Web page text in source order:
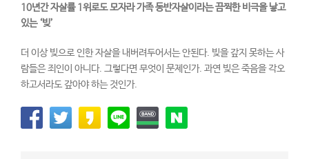
10년간 자살률1 위로도 모자라 가족 동반자살이라는 끔찍한 비극을 낳고
있는‘빚’
더 이상 빚으로 인한 자살을 내버려두어서는 안된다. 빚을 갚지 못하는 사
람들은 죄인이 아니다. 그렇다면 무엇이 문제인가. 과연 빚은 죽음을 각오
하고서라도 갚아야 하는 것인가.